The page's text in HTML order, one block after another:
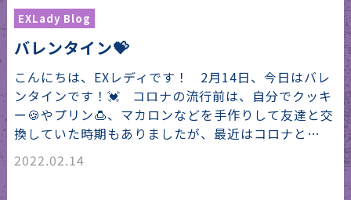
EXLady Blog
バレンタイン💝
こんにちは、EXレディです！ 2月14日、今日はバレ
ンタインです！💓 コロナの流行前は、自分でクッキ
ー🍪やプリン🍮、マカロンなどを手作りして友達と交
換していた時期もありましたが、最近はコロナと…
2022.02.14